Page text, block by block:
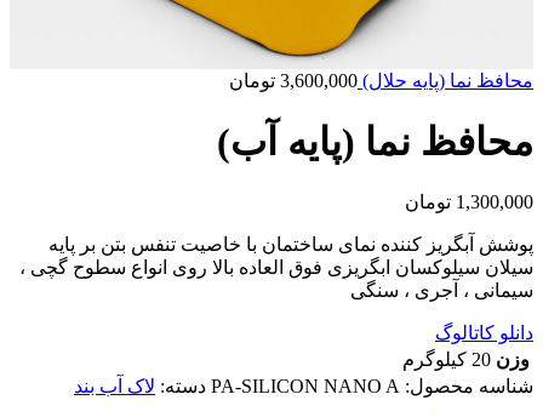
محافظ نما (پایه حلال) 3,600,000 تومان
محافظ نما (پایه آب)
1,300,000 تومان
پوشش آبگریز کننده نمای ساختمان با خاصیت تنفس بتن بر پایه
سیلان سیلوکسان ابگریزی فوق العاده بالا روی انواع سطوح گچی ،
سیمانی ، آجری ، سنگی
دانلو کاتالوگ
وزن 20 کیلوگرم
شناسه محصول: PA-SILICON NANO A دسته: لاک آب بند